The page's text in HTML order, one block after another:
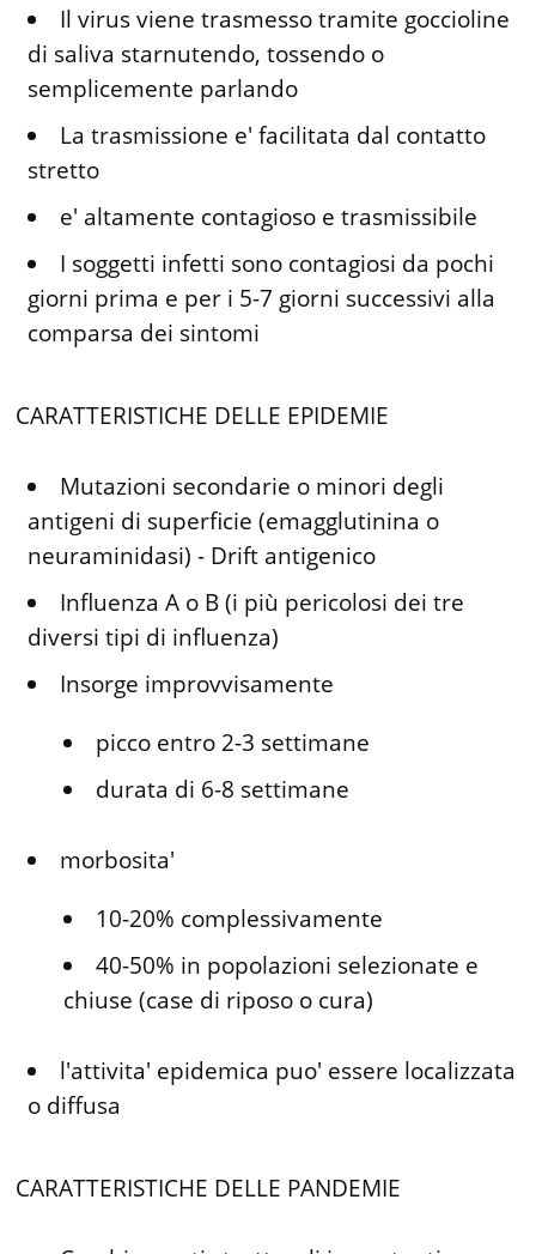
Il virus viene trasmesso tramite goccioline
di saliva starnutendo, tossendo o
semplicemente parlando
La trasmissione e' facilitata dal contatto
stretto
e' altamente contagioso e trasmissibile
I soggetti infetti sono contagiosi da pochi
giorni prima e per i 5-7 giorni successivi alla
comparsa dei sintomi
CARATTERISTICHE DELLE EPIDEMIE
Mutazioni secondarie o minori degli
antigeni di superficie (emagglutinina o
neuraminidasi) - Drift antigenico
Influenza A o B (i più pericolosi dei tre
diversi tipi di influenza)
Insorge improvvisamente
picco entro 2-3 settimane
durata di 6-8 settimane
morbosita'
10-20% complessivamente
40-50% in popolazioni selezionate e
chiuse (case di riposo o cura)
l'attivita' epidemica puo' essere localizzata
o diffusa
CARATTERISTICHE DELLE PANDEMIE